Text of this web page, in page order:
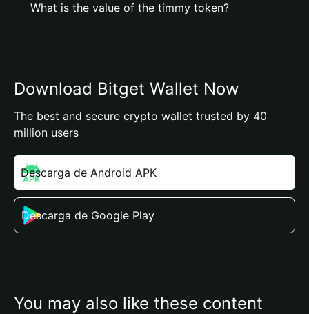
What is the value of the timmy token?
Download Bitget Wallet Now
The best and secure crypto wallet trusted by 40
million users
Descarga de Android APK
Descarga de Google Play
You may also like these content